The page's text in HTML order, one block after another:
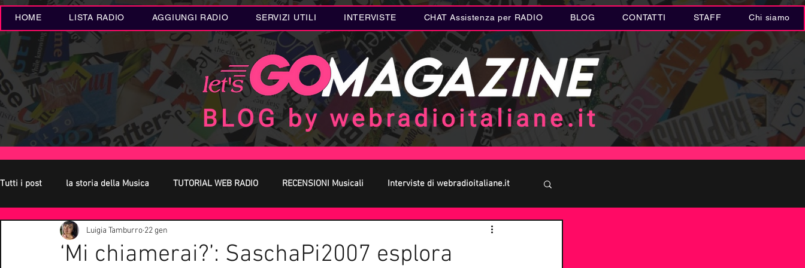
HOME LISTA RADIO AGGIUNGI RADIO SERVIZI UTILI INTERVISTE CHAT Assistenza per RADIO BLOG CONTATTI STAFF Chi siamo
Tutti i post la storia della Musica TUTORIAL WEB RADIO RECENSIONI Musicali Interviste di webradioitaliane.it
Oroscopo Concerti Live Eventi MUSICA Letteratura
‘Mi chiamerai?’: SaschaPi2007 esplora
Luigia Tamburro 22 gen